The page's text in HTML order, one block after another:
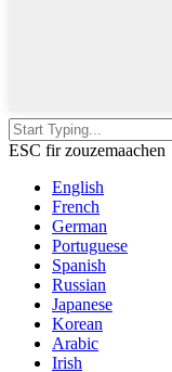
ESC fir zouzemaachen
English
French
German
Portuguese
Spanish
Russian
Japanese
Korean
Arabic
Irish